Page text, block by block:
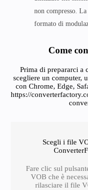
non compresso.
formato di
Come
Prima di prepararci a
scegliere un computer,
con Chrome, Edge,
https://
Scegli i file
Fare clic sul
VOB che è
rilasciare il file